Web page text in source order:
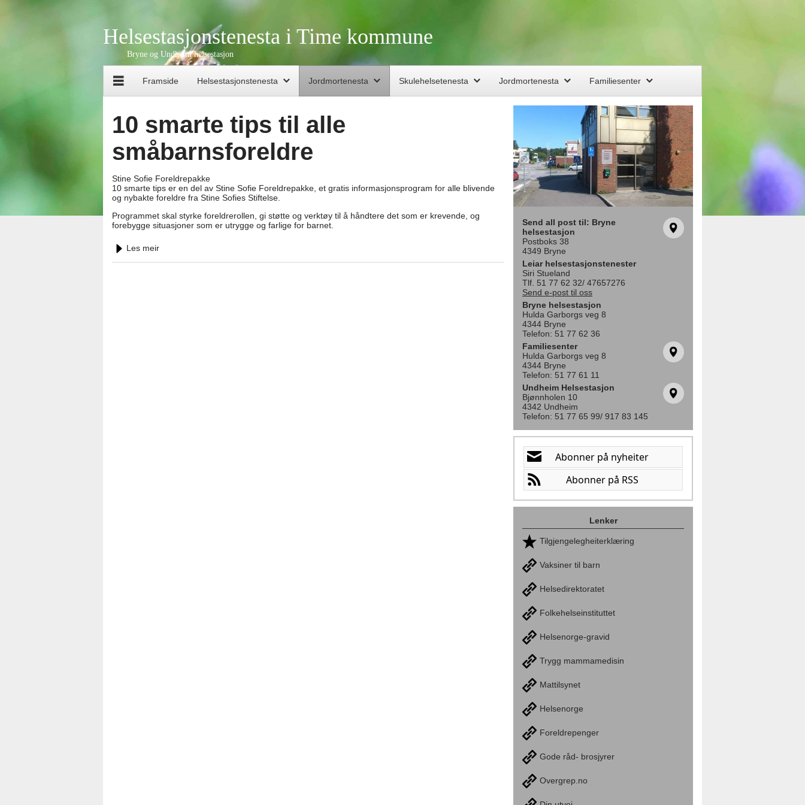
Helsestasjonstenesta i Time kommune
Bryne og Undheim helsestasjon
Framside Helsestasjonstenesta Jordmortenesta Skulehelsetenesta Jordmortenesta Familiesenter
Send all post til: Bryne
helsestasjon
Postboks 38
4349 Bryne
Leiar helsestasjonstenester
Siri Stueland
Tlf. 51 77 62 32/ 47657276
Send e-post til oss
Bryne helsestasjon
Hulda Garborgs veg 8
4344 Bryne
Telefon: 51 77 62 36
Familiesenter
Hulda Garborgs veg 8
4344 Bryne
Telefon: 51 77 61 11
Undheim Helsestasjon
Bjønnholen 10
4342 Undheim
Telefon: 51 77 65 99/ 917 83 145
Lenker
Tilgjengelegheiterklæring
Vaksiner til barn
Helsedirektoratet
Folkehelseinstituttet
Helsenorge-gravid
Trygg mammamedisin
Mattilsynet
Helsenorge
Foreldrepenger
Gode råd- brosjyrer
Overgrep.no
10 smarte tips til alle
småbarnsforeldre
Stine Sofie Foreldrepakke
10 smarte tips er en del av Stine Sofie Foreldrepakke, et gratis informasjonsprogram for alle blivende
og nybakte foreldre fra Stine Sofies Stiftelse.
Programmet skal styrke foreldrerollen, gi støtte og verktøy til å håndtere det som er krevende, og
forebygge situasjoner som er utrygge og farlige for barnet.
Les meir